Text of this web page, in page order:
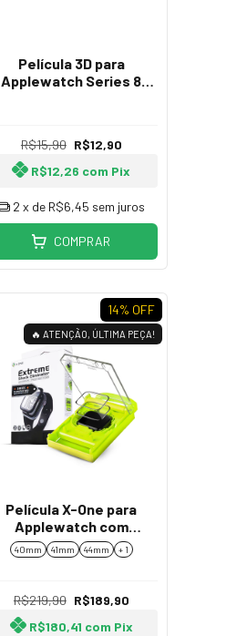
Película 3D para
Applewatch Series 8
R$15,90 R$12,90
R$12,26 com Pix
2 x de R$6,45 sem juros
COMPRAR
14% OFF
🔥 ATENÇÃO, ÚLTIMA PEÇA!
Película X-One para
Applewatch com
Aplicador Extreme
Premium
40mm 41mm 44mm + 1
R$219,90 R$189,90
R$180,41 com Pix